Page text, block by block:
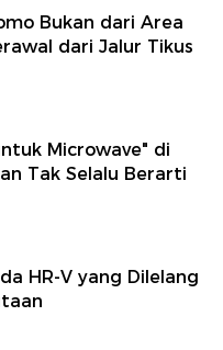
Bukan dari Area
dari Jalur Tikus
Microwave" di
Tak Selalu Berarti
HR-V yang Dilelang